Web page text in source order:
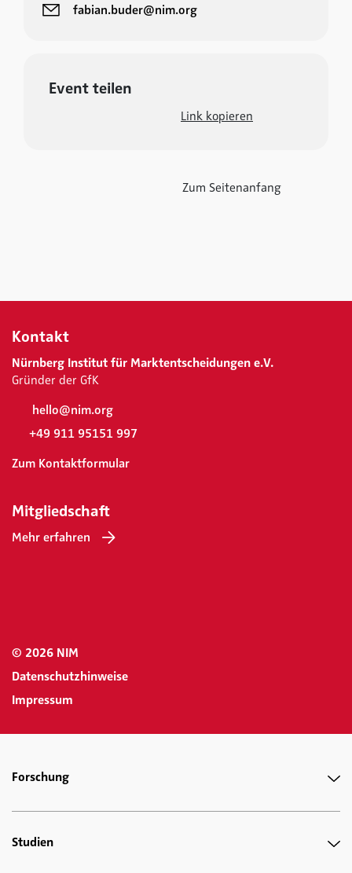
fabian.buder@nim.org
Event teilen
Link kopieren
Zum Seitenanfang
Kontakt
Nürnberg Institut für Marktentscheidungen e.V.
Gründer der GfK
hello@nim.org
+49 911 95151 997
Zum Kontaktformular
Mitgliedschaft
Mehr erfahren
© 2026 NIM
Datenschutzhinweise
Impressum
Forschung
Studien